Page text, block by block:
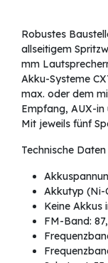
Robustes
allseitigem
mm
Akku-Systeme
max. oder dem
Empfang, AUX-in
Mit jeweils fünf
Technische Daten
Akkutyp
Keine Akkus
FM-Band: